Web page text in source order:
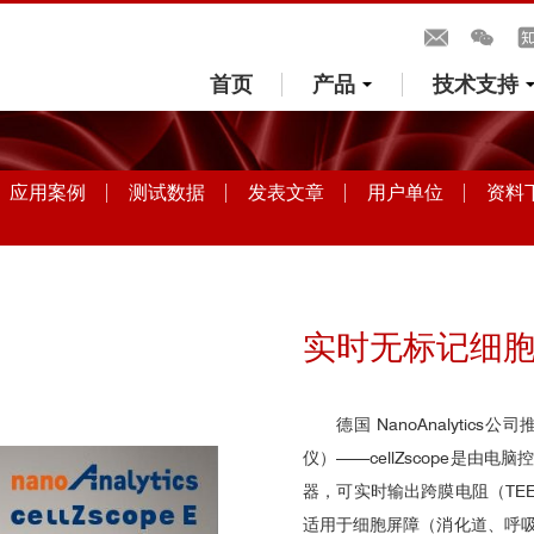
首页 产品 技术支持
应用案例 测试数据 发表文章 用户单位 资料
实时无标记细
德国 NanoAnalytics公司
仪）——cellZscope是由电脑控
器，可实时输出跨膜电阻（
适用于细胞屏障（消化道、呼